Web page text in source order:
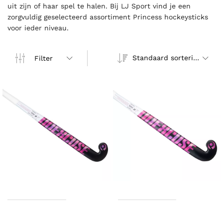
uit zijn of haar spel te halen. Bij LJ Sport vind je een
zorgvuldig geselecteerd assortiment Princess hockeysticks
voor ieder niveau.
Filter Standaard sortering